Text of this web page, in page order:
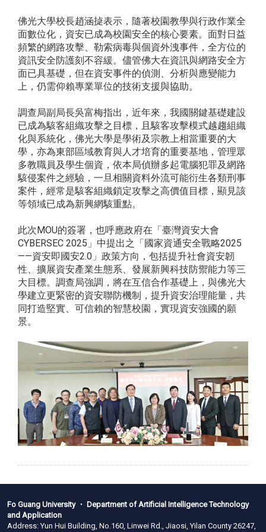
佛光大學校長趙涵㨗表示，隨著校園教學與行政作業全
面數位化，資安已成為校園安全的核心要素。面對日益
頻繁的網路攻擊、勒索病毒與個資外洩事件，全方位的
資訊安全防護刻不容緩。儘管佛大在資訊與網路安全方
面已具基礎，但在資安事件的偵測、分析與應變能力
上，仍需仰賴專業單位的技術支援與協助。
調查局副局長吳富梅指出，近年來，我國關鍵基礎建設
已成為駭客組織攻擊之目標，且駭客攻擊模式越趨組織
化與系統化，佛光大學是學術及宗教上相當重要的大
學，亦為東部區域教育與人才培育的重要基地，管理眾
多教職員及學生個資，依本局偵辦多起電腦犯罪及網路
駭侵案件之經驗，一旦相關資料外流可能衍生各類刑事
案件，經常是駭客組織鎖定攻擊之高價值目標，顯見該
等領域已成為新興網駭重點。
此次MOU的簽署，也呼應政府在「臺灣資安大會
CYBERSEC 2025」中提出之「國家資通安全戰略2025
——資安即國安2.0」政策方向，包括提升社會資安韌
性、擴展資安產業生態系、發展新興科技防禦能力等三
大目標。調查局強調，將在互信合作基礎上，與佛光大
學建立更緊密的資安聯防機制，提升資安治理能量，共
同打造堅實、可信賴的智慧校園，實現資安強國的願
景。
Fo Guang University ・ Department of Artificial Intelligence Technology
and Application
Address: Yun Hui Building, No.160, Linwei Rd., Jiaosi, Yilan County 26247,